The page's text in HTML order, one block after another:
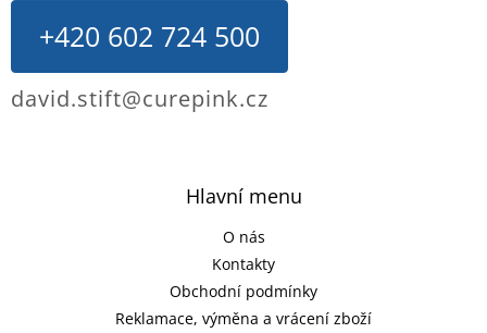
Hlavní menu
O nás
Kontakty
Obchodní podmínky
Reklamace, výměna a vrácení zboží
+420 602 724 500
david.stift@curepink.cz